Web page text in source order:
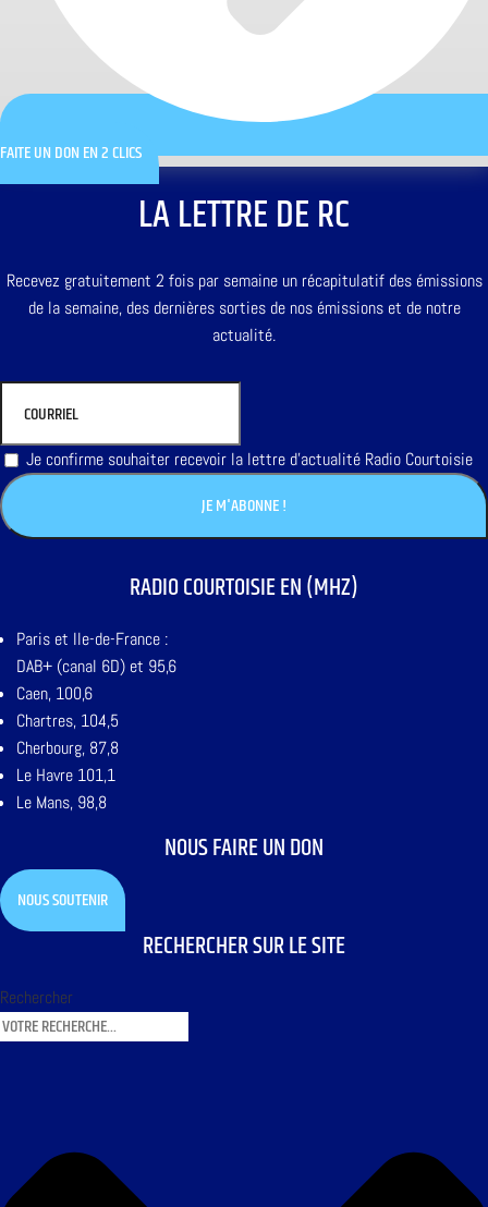
FAITE UN DON EN 2 CLICS
LA LETTRE DE RC
Recevez gratuitement 2 fois par semaine un récapitulatif des émissions
de la semaine, des dernières sorties de nos émissions et de notre
actualité.
Je confirme souhaiter recevoir la lettre d'actualité Radio Courtoisie
RADIO COURTOISIE EN (MHZ)
Paris et Ile-de-France :
DAB+ (canal 6D) et 95,6
Caen, 100,6
Chartres, 104,5
Cherbourg, 87,8
Le Havre 101,1
Le Mans, 98,8
NOUS FAIRE UN DON
NOUS SOUTENIR
RECHERCHER SUR LE SITE
Rechercher